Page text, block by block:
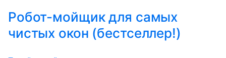
Робот-мойщик для самых
чистых окон (бестселлер!)